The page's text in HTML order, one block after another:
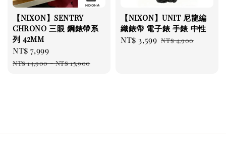
【NIXON】SENTRY
CHRONO 三眼 鋼錶帶系
列 42MM
Sale
price
NT$ 7,999
price
NT$ 14,900-NT$ 15,900
【NIXON】UNIT 尼龍編
織錶帶 電子錶 手錶 中性
Sale
NT$ 3,599 Regular
NT$ 4,900